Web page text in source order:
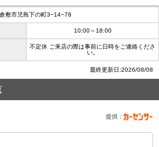
敷市児島下の町3−14−78
10:00～18:00
不定休 ご来店の際は事前に日時をご連絡くださ
い。
最終更新日:2026/08/08
提供：